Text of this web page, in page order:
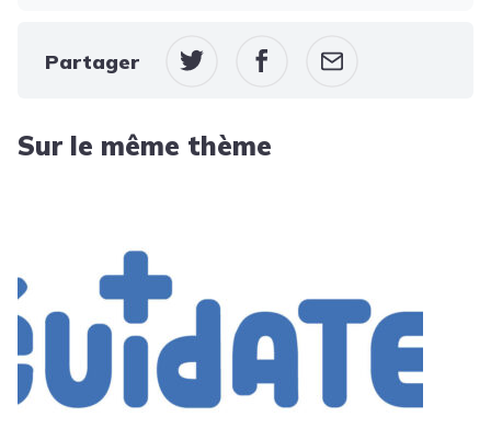
Partager
Sur le même thème